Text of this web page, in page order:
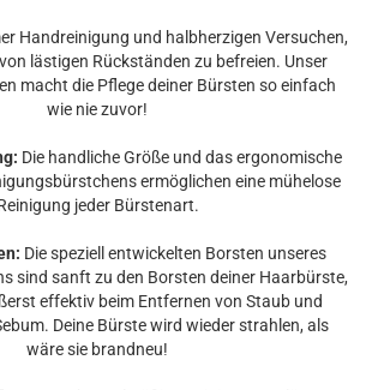
Handreinigung und halbherzigen Versuchen,
lästigen Rückständen zu befreien. Unser
macht die Pflege deiner Bürsten so einfach
wie nie zuvor!
Die handliche Größe und das ergonomische
ermöglichen eine mühelose
jeder Bürstenart.
Die speziell entwickelten Borsten unseres
sind sanft zu den Borsten deiner Haarbürste,
effektiv beim Entfernen von Staub und
Deine Bürste wird wieder strahlen, als
wäre sie brandneu!